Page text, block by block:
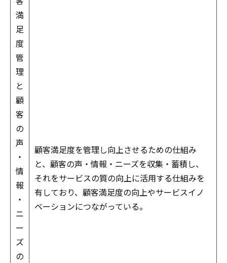
満
足
度
管
理
と
顧
客
の
声
・
情
報
・
ニ
ー
ズ
の
顧客満足度を管理し向上させるための仕組み
と、顧客の声・情報・ニーズを収集・蓄積し、
それをサービスの質の向上に活用する仕組みを
有しており、顧客満足度の向上やサービスイノ
ベーションにつながっている。